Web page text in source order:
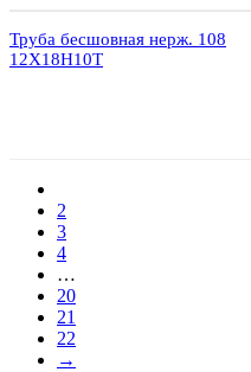
Труба бесшовная нерж. 108
12Х18Н10Т
2
3
4
…
20
21
22
→